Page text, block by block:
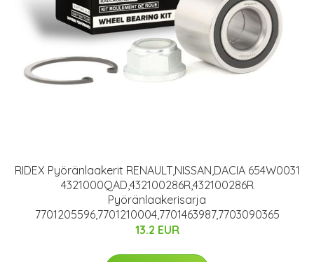
RIDEX Pyöränlaakerit RENAULT,NISSAN,DACIA 654W0031
4321000QAD,432100286R,432100286R
Pyöränlaakerisarja
7701205596,7701210004,7701463987,7703090365
13.2 EUR